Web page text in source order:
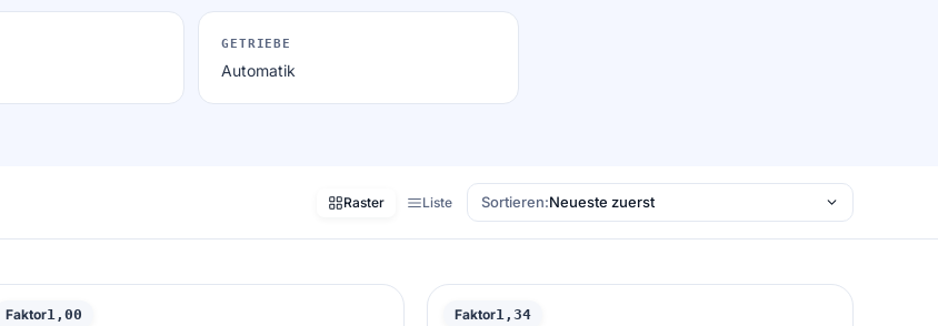
GETRIEBE
Automatik
Raster Liste Sortieren:
Faktor1,00
CITROËN Faktor1,34
CITROËN